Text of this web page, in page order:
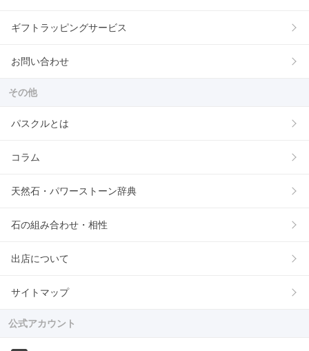
ギフトラッピングサービス
お問い合わせ
その他
パスクルとは
コラム
天然石・パワーストーン辞典
石の組み合わせ・相性
出店について
サイトマップ
公式アカウント